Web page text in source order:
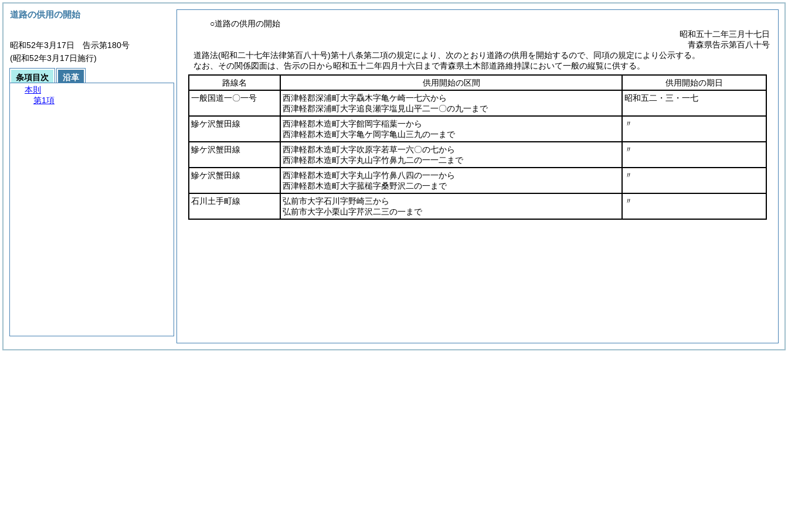
○道路の供用の開始
昭和五十二年三月十七日
青森県告示第百八十号
道路法(昭和二十七年法律第百八十号)第十八条第二項の規定により、次のとおり道路の供用を開始するので、同項の規定により公示する。
なお、その関係図面は、告示の日から昭和五十二年四月十六日まで青森県土木部道路維持課において一般の縦覧に供する。
路線名
供用開始の区間
供用開始の期日
一般国道一〇一号
西津軽郡深浦町大字驫木字亀ケ崎一七六から
西津軽郡深浦町大字追良瀬字塩見山平二一〇の九一まで
昭和五二・三・一七
鰺ケ沢蟹田線
西津軽郡木造町大字館岡字稲葉一から
西津軽郡木造町大字亀ケ岡字亀山三九の一まで
〃
鰺ケ沢蟹田線
西津軽郡木造町大字吹原字若草一六〇の七から
西津軽郡木造町大字丸山字竹鼻九二の一一二まで
〃
鰺ケ沢蟹田線
西津軽郡木造町大字丸山字竹鼻八四の一一から
西津軽郡木造町大字菰槌字桑野沢二の一まで
〃
石川土手町線
弘前市大字石川字野崎三から
弘前市大字小栗山字芹沢二三の一まで
〃
道路の供用の開始
昭和52年3月17日 告示第180号
(昭和52年3月17日施行)
条項目次
沿革
本則
第1項